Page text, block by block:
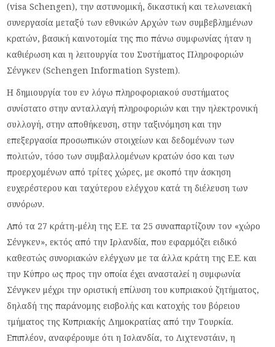
(visa Schengen), την αστυνομική, δικαστική και τελωνειακή
συνεργασία μεταξύ των εθνικών Αρχών των συμβεβλημένων
κρατών, βασική καινοτομία της πιο πάνω συμφωνίας ήταν η
καθιέρωση και η λειτουργία του Συστήματος Πληροφοριών
Σένγκεν (Schengen Information System).
Η δημιουργία του εν λόγω πληροφοριακού συστήματος
συνίστατο στην ανταλλαγή πληροφοριών και την ηλεκτρονική
συλλογή, στην αποθήκευση, στην ταξινόμηση και την
επεξεργασία προσωπικών στοιχείων και δεδομένων των
πολιτών, τόσο των συμβαλλομένων κρατών όσο και των
προερχομένων από τρίτες χώρες, με σκοπό την άσκηση
ευχερέστερου και ταχύτερου ελέγχου κατά τη διέλευση των
συνόρων.
Από τα 27 κράτη-μέλη της Ε.Ε. τα 25 συναπαρτίζουν τον «χώρο
Σένγκεν», εκτός από την Ιρλανδία, που εφαρμόζει ειδικό
καθεστώς συνοριακών ελέγχων με τα άλλα κράτη της Ε.Ε. και
την Κύπρο ως προς την οποία έχει ανασταλεί η συμφωνία
Σένγκεν μέχρι την οριστική επίλυση του κυπριακού ζητήματος,
δηλαδή της παράνομης εισβολής και κατοχής του βόρειου
τμήματος της Κυπριακής Δημοκρατίας από την Τουρκία.
Επιπλέον, αναφέρουμε ότι η Ισλανδία, το Λιχτενστάιν, η